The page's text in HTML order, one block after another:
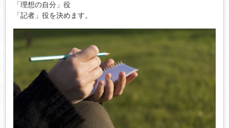
「理想の自分」役
「記者」役を決めます。